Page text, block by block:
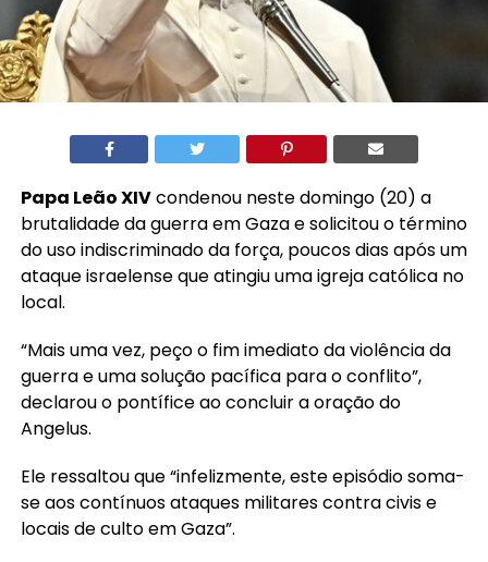
Papa Leão XIVcondenou neste domingo (20) a
brutalidade da guerra em Gaza e solicitou o término
do uso indiscriminado da força, poucos dias após um
ataque israelense que atingiu uma igreja católica no
local.
“Mais uma vez, peço o fim imediato da violência da
guerra e uma solução pacífica para o conflito”,
declarou o pontífice ao concluir a oração do
Angelus.
Ele ressaltou que “infelizmente, este episódio soma-
se aos contínuos ataques militares contra civis e
locais de culto em Gaza”.